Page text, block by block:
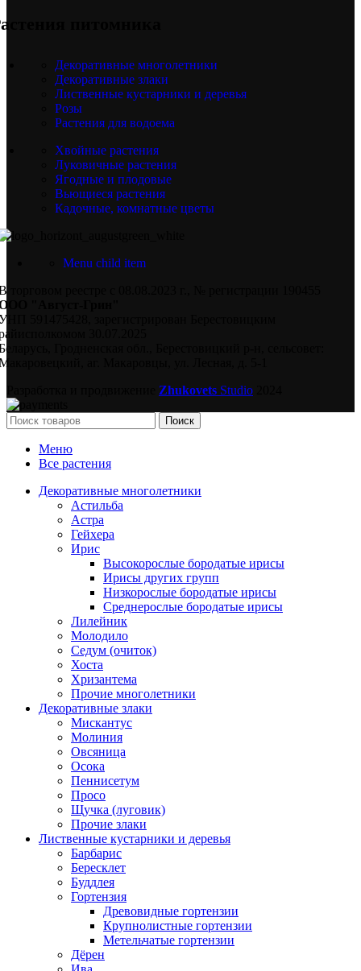
питомника
Декоративные многолетники
Декоративные злаки
Лиственные кустарники и деревья
Розы
Растения для водоема
Хвойные растения
Луковичные растения
Ягодные и плодовые
Вьющиеся растения
Кадочные, комнатные цветы
Menu child item
торговом реестре с 08.08.2023 г., № регистрации 190455
"Август-Грин"
591475428, зарегистрирован Берестовицким
30.07.2025
Гродненская обл., Берестовицкий р-н, сельсовет:
аг. Макаровцы, ул. Лесная, д. 5-1
Zhukovets Studio
Поиск
Меню
Все растения
Декоративные многолетники
Астильба
Астра
Гейхера
Ирис
Высокорослые бородатые ирисы
Ирисы других групп
Низкорослые бородатые ирисы
Среднерослые бородатые ирисы
Лилейник
Молодило
Седум (очиток)
Хоста
Хризантема
Прочие многолетники
Декоративные злаки
Мискантус
Молиния
Овсяница
Осока
Пеннисетум
Просо
Щучка (луговик)
Прочие злаки
Лиственные кустарники и деревья
Барбарис
Бересклет
Буддлея
Гортензия
Древовидные гортензии
Крупнолистные гортензии
Метельчатые гортензии
Дёрен